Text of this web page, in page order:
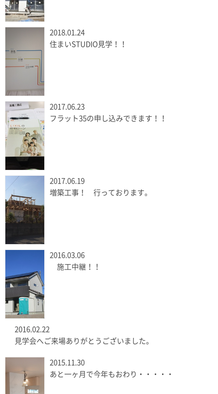
2018.01.24
住まいSTUDIO見学！！
2017.06.23
フラット35の申し込みできます！！
2017.06.19
増築工事！ 行っております。
2016.03.06
施工中継！！
2016.02.22
見学会へご来場ありがとうございました。
2015.11.30
あと一ヶ月で今年もおわり・・・・・